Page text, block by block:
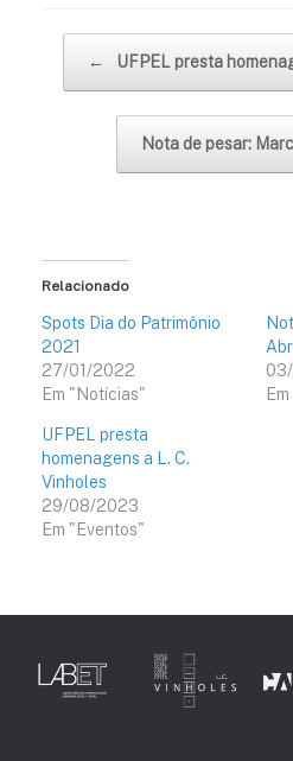
← UFPEL presta
Nota de pesar:
Relacionado
Spots Dia do Patrimônio
2021
27/01/2022
Em "Notícias"
UFPEL presta
homenagens a L. C.
Vinholes
29/08/2023
Em "Eventos"